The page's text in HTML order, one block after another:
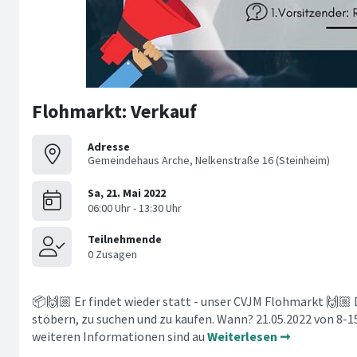
Flohmarkt: Verkauf
Adresse
Gemeindehaus Arche, Nelkenstraße 16 (Steinheim)
📦🙌🏼 Er findet wieder statt - unser CVJM Flohmarkt
stöbern, zu suchen und zu kaufen. Wann? 21.05.2022 von 8-
weiteren Informationen sind au Weiterlesen ➞